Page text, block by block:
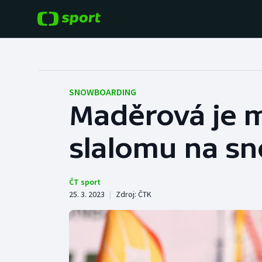
Hokej
Tenis
Cyklistika
Baseball a softbal
Basketbal
Boby a skeleton
SNOWBOARDING
Maděrová je
slalomu na
ČT sport
25. 3. 2023 | Zdroj: ČTK